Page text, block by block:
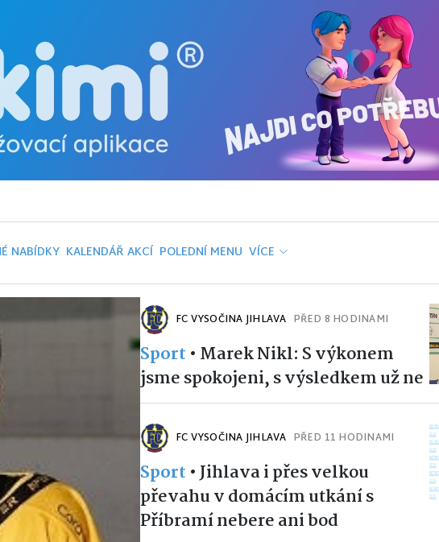
NABÍDKY KALENDÁŘ AKCÍ POLEDNÍ MENU VÍCE
FC VYSOČINA JIHLAVA PŘED 8 HODINAMI
Sport • Marek Nikl: S výkonem
jsme spokojeni, s výsledkem už ne
FC VYSOČINA JIHLAVA PŘED 11 HODINAMI
Sport •Jihlava i přes velkou
převahu v domácím utkání s
Příbramí nebere ani bod